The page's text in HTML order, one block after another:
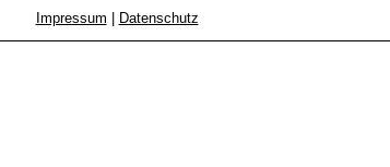
Impressum Datenschutz